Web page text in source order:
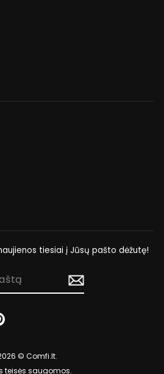
tiesiai į Jūsų pašto dėžutę!
© Comfi.lt.
teisės saugomos.